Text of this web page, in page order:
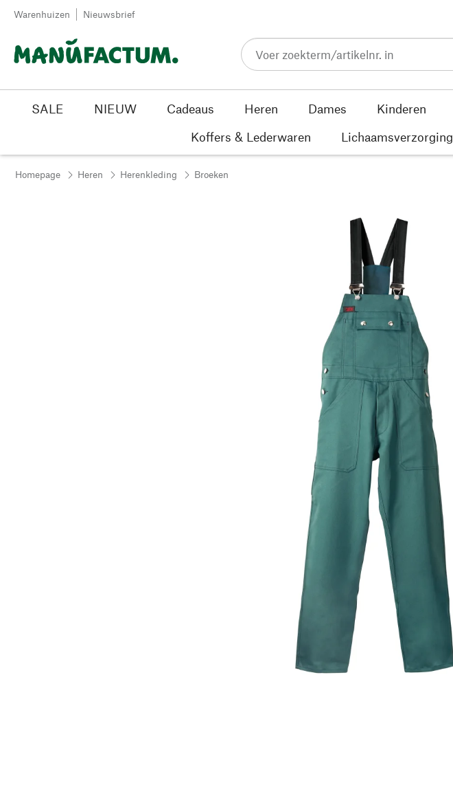
Passer au contenu
Warenhuizen Nieuwsbrief
SALE NIEUW Cadeaus Heren Dames Kinderen
Koffers & Lederwaren
Lichaamsverzorging
Homepage Heren Herenkleding Broeken